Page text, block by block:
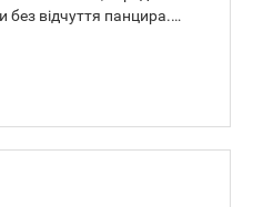
без відчуття панцира.
менша, тримати